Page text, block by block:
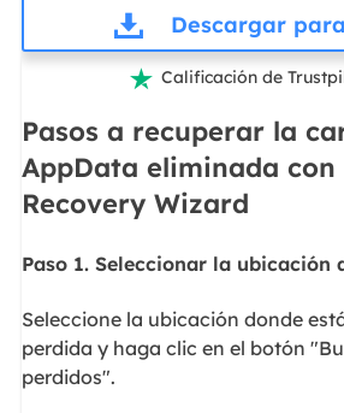
Descargar
 Calificación de
Pasos a recuperar la
AppData eliminada con
Recovery Wizard
Paso 1. Seleccionar la ubicación
Seleccione la ubicación donde
perdida y haga clic en el botón
perdidos".